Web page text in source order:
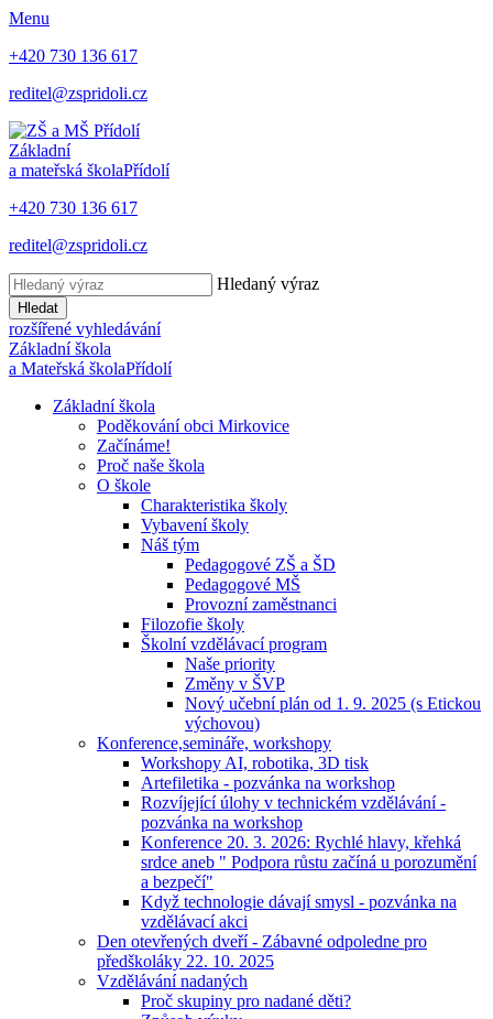
Menu
+420 730 136 617
reditel@zspridoli.cz
Základní
a mateřská školaPřídolí
+420 730 136 617
reditel@zspridoli.cz
Hledaný výraz
Hledat
rozšířené vyhledávání
Základní škola
a Mateřská školaPřídolí
Základní škola
Poděkování obci Mirkovice
Začínáme!
Proč naše škola
O škole
Charakteristika školy
Vybavení školy
Náš tým
Pedagogové ZŠ a ŠD
Pedagogové MŠ
Provozní zaměstnanci
Filozofie školy
Školní vzdělávací program
Naše priority
Změny v ŠVP
Nový učební plán od 1. 9. 2025 (s Etickou
výchovou)
Konference,semináře, workshopy
Workshopy AI, robotika, 3D tisk
Artefiletika - pozvánka na workshop
Rozvíjející úlohy v technickém vzdělávání -
pozvánka na workshop
Konference 20. 3. 2026: Rychlé hlavy, křehká
srdce aneb " Podpora růstu začíná u porozumění
a bezpečí"
Když technologie dávají smysl - pozvánka na
vzdělávací akci
Den otevřených dveří - Zábavné odpoledne pro
předškoláky 22. 10. 2025
Vzdělávání nadaných
Proč skupiny pro nadané děti?